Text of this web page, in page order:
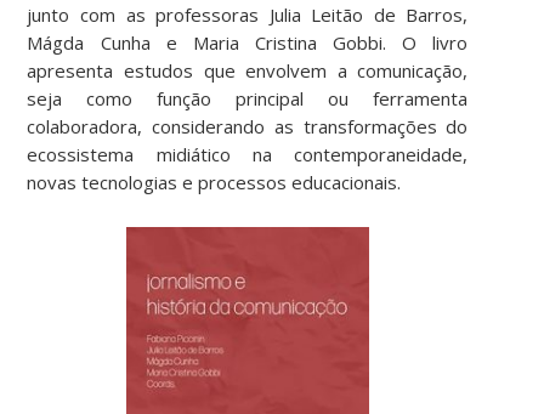
junto com as professoras Julia Leitão de Barros,
Mágda Cunha e Maria Cristina Gobbi. O livro
apresenta estudos que envolvem a comunicação,
seja como função principal ou ferramenta
colaboradora, considerando as transformações do
ecossistema midiático na contemporaneidade,
novas tecnologias e processos educacionais.